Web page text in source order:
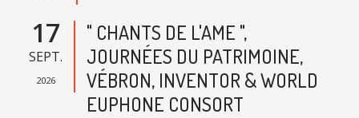
17
SEPT.
2026
" CHANTS DE L'AME ",
JOURNÉES DU PATRIMOINE,
VÉBRON, INVENTOR & WORLD
EUPHONE CONSORT